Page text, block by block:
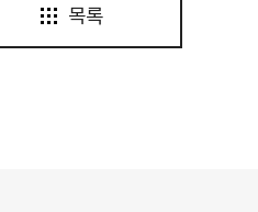
목록